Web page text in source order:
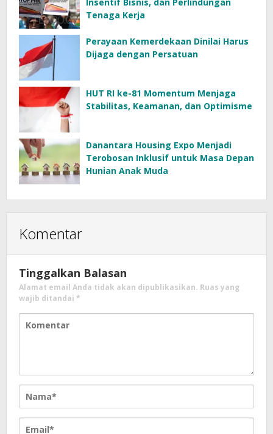
Tenaga Kerja
Perayaan Kemerdekaan Dinilai Harus
Dijaga dengan Persatuan
HUT RI ke-81 Momentum Menjaga
Stabilitas, Keamanan, dan Optimisme
Danantara Housing Expo Menjadi
Terobosan Inklusif untuk Masa Depan
Hunian Anak Muda
Komentar
Tinggalkan Balasan
Alamat email Anda tidak akan dipublikasikan. Ruas yang
wajib ditandai *